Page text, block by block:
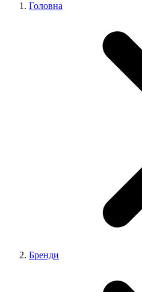
Головна
Бренди